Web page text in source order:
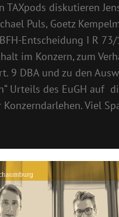
TAXpods diskutieren
Puls, Goetz
Entscheidung I R
im Konzern, zum
9 DBA und zu den
Urteils des EuGH auf
Viel